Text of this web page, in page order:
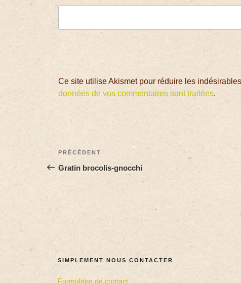
Ce site utilise Akismet pour réduire les
données de vos commentaires sont traitées.
PRÉCÉDENT
Gratin brocolis-gnocchi
SIMPLEMENT NOUS CONTACTER
Formulaire de contact